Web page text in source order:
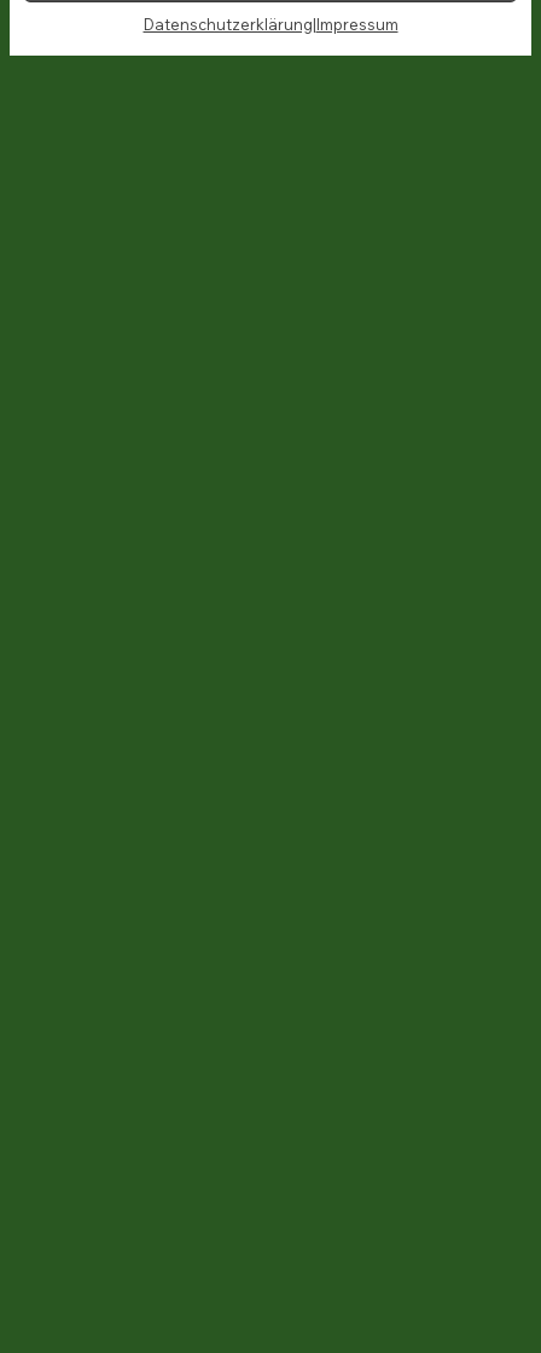
Datenschutzerklärung|Impressum